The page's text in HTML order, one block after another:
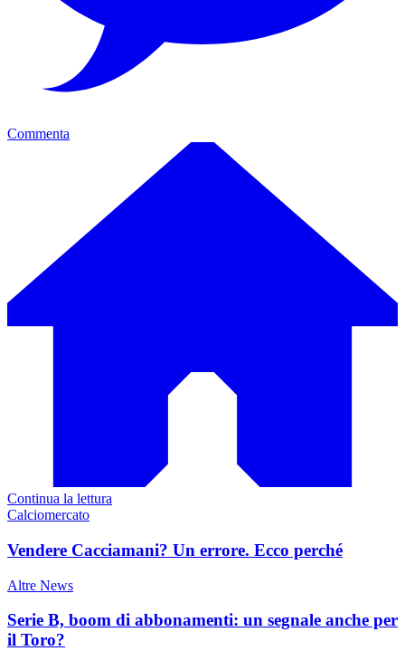
Commenta
Continua la lettura
Calciomercato
Vendere Cacciamani? Un errore. Ecco perché
Altre News
Serie B, boom di abbonamenti: un segnale anche per
il Toro?